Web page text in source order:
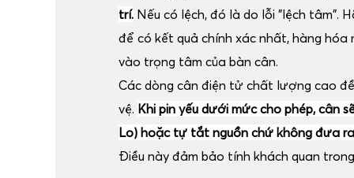
trí. Nếu có lệch, đó là do lỗi "lệch tâm".
để có kết quả chính xác nhất, hàng
vào trọng tâm của bàn cân.
Các dòng cân điện tử chất lượng cao
vệ. Khi pin yếu dưới mức cho phép, cân
Lo) hoặc tự tắt nguồn chứ không đưa
Điều này đảm bảo tính khách quan